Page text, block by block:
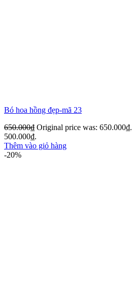
Bó hoa hồng đẹp-mã 23
650.000₫ Original price was: 650.000₫.
500.000₫.
Thêm vào giỏ hàng
-20%